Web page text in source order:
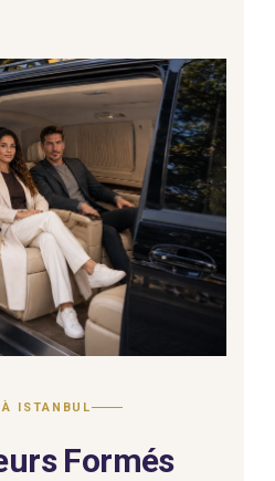
ISTANBUL
Formés